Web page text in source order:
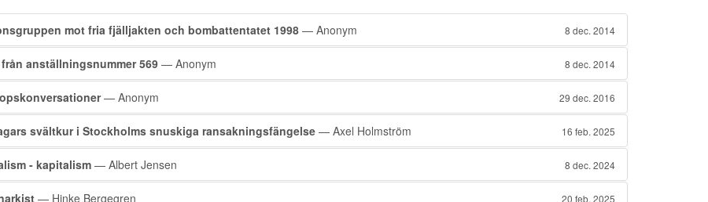
mot fria fjälljakten och bombattentatet 1998— Anonym 8 dec. 2014
anställningsnummer 569— Anonym 8 dec. 2014
— Anonym 29 dec. 2016
svältkur i Stockholms snuskiga ransakningsfängelse— Axel Holmström 16 feb. 2025
- kapitalism— Albert Jensen 8 dec. 2024
— Hinke Bergegren 20 feb. 2025